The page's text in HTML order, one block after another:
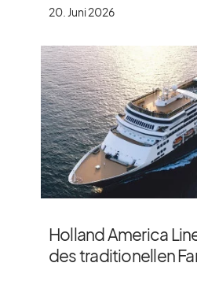
20. Juni 2026
Holland America
des traditionellen